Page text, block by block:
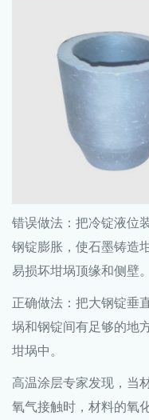
错误做法：把冷锭液位
钢锭膨胀，使石墨铸造
易损坏坩埚顶缘和侧壁。
正确做法：把大钢锭垂
埚和钢锭间有足够的地
坩埚中。
高温涂层专家发现，当
氧气接触时，材料的氧